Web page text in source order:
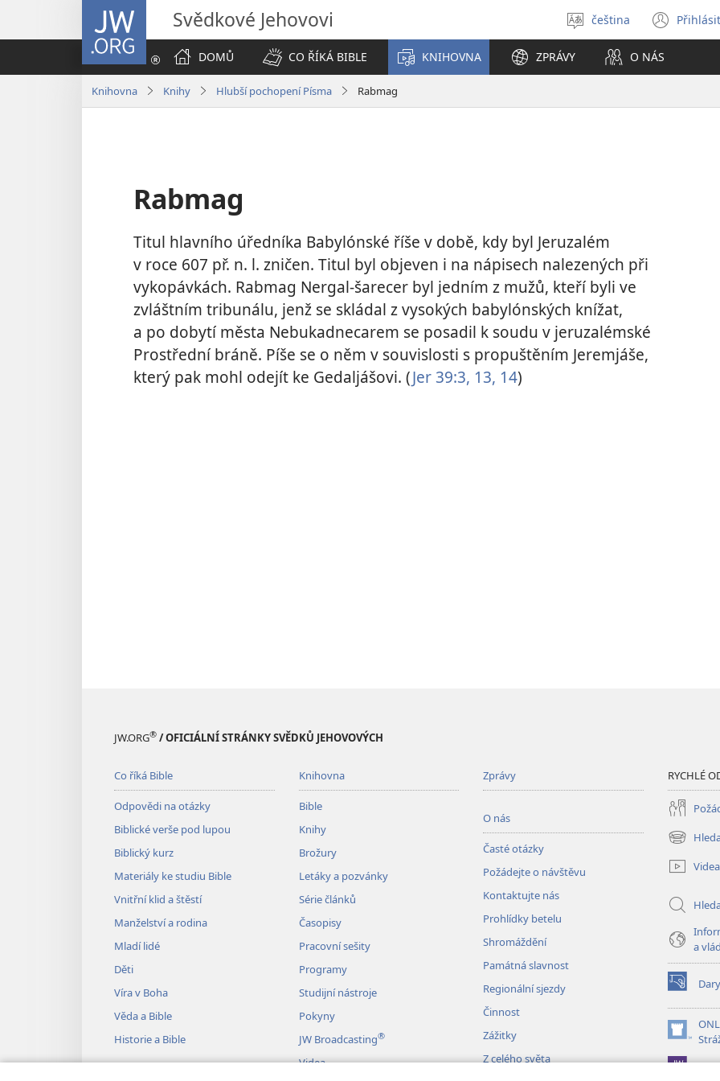
JW.ORG Svědkové Jehovovi
Vybrat
jazyk
čeština
nové
DOMŮ
CO ŘÍKÁ BIBLE KNIHOVNA ZPRÁVY O NÁS
Knihovna Knihy Hlubší pochopení Písma Rabmag
Rabmag
Titul hlavního úředníka Babylónské říše v době, kdy byl Jeruzalém
v roce 607 př. n. l. zničen. Titul byl objeven i na nápisech nalezených při
vykopávkách. Rabmag Nergal-šarecer byl jedním z mužů, kteří byli ve
zvláštním tribunálu, jenž se skládal z vysokých babylónských knížat,
a po dobytí města Nebukadnecarem se posadil k soudu v jeruzalémské
Prostřední bráně. Píše se o něm v souvislosti s propuštěním Jeremjáše,
který pak mohl odejít ke Gedaljášovi. (Jer 39:3, 13, 14)
JW.ORG® / OFICIÁLNÍ STRÁNKY SVĚDKŮ JEHOVOVÝCH
Co říká Bible
Odpovědi na otázky
Biblické verše pod lupou
Biblický kurz
Materiály ke studiu Bible
Vnitřní klid a štěstí
Manželství a rodina
Mladí lidé
Děti
Víra v Boha
Věda a Bible
Historie a Bible
Knihovna
Bible
Knihy
Brožury
Letáky a pozvánky
Série článků
Časopisy
Pracovní sešity
Programy
Studijní nástroje
Pokyny
JW Broadcasting®
Videa
Zprávy
O nás
Časté otázky
Požádejte o návštěvu
Kontaktujte nás
Prohlídky betelu
Shromáždění
Památná slavnost
Regionální sjezdy
Činnost
Zážitky
Z celého světa
RYCHLÉ
(otevřeno
nové
okno)
Videa
a
Dary
(otevřeno
nové
okno)
(otevřeno
nové